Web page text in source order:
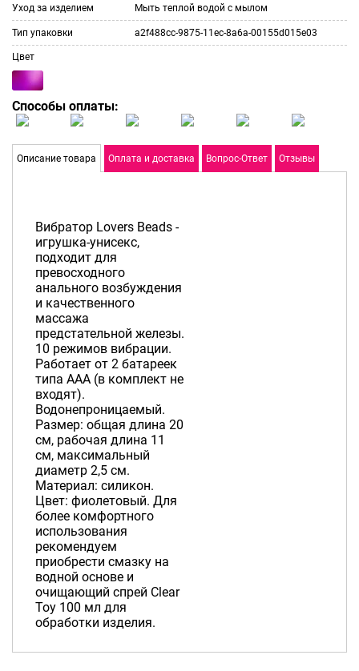
Уход за изделием Мыть теплой водой с мылом
Тип упаковки a2f488cc-9875-11ec-8a6a-00155d015e03
Цвет
Способы оплаты:
Описание товара Оплата и доставка Вопрос-Ответ Отзывы
Вибратор Lovers Beads -
игрушка-унисекс,
подходит для
превосходного
анального возбуждения
и качественного
массажа
предстательной железы.
10 режимов вибрации.
Работает от 2 батареек
типа ААА (в комплект не
входят).
Водонепроницаемый.
Размер: общая длина 20
см, рабочая длина 11
см, максимальный
диаметр 2,5 см.
Материал: силикон.
Цвет: фиолетовый. Для
более комфортного
использования
рекомендуем
приобрести смазку на
водной основе и
очищающий спрей Clear
Toy 100 мл для
обработки изделия.